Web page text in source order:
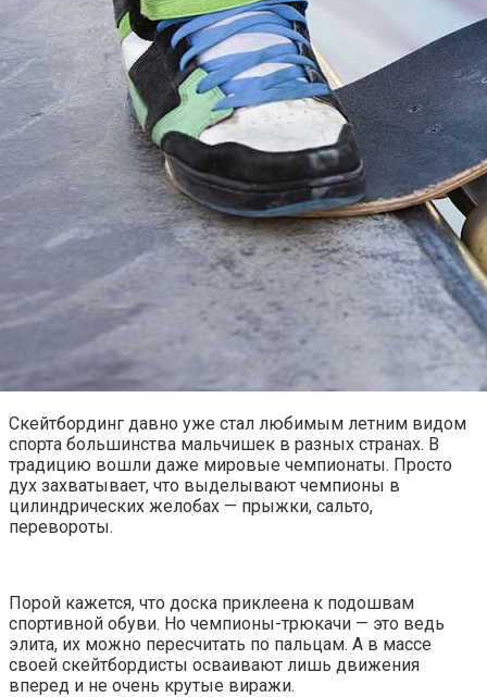
Скейтбординг давно уже стал любимым летним видом
спорта большинства мальчишек в разных странах. В
традицию вошли даже мировые чемпионаты. Просто
дух захватывает, что выделывают чемпионы в
цилиндрических желобах — прыжки, сальто,
перевороты.
Порой кажется, что доска приклеена к подошвам
спортивной обуви. Но чемпионы-трюкачи — это ведь
элита, их можно пересчитать по пальцам. А в массе
своей скейтбордисты осваивают лишь движения
вперед и не очень крутые виражи.